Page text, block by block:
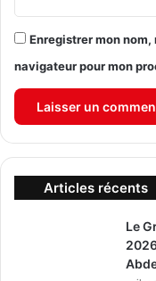
Enregistrer mon
navigateur pour mon
Articles récents
Le